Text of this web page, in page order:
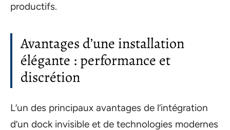
productifs.
Avantages d’une installation
élégante : performance et
discrétion
L’un des principaux avantages de l’intégration
d’un dock invisible et de technologies modernes